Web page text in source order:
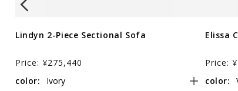
Lindyn 2-Piece Sectional Sofa
Price: ¥275,440
color:
Elissa
Price:
color: